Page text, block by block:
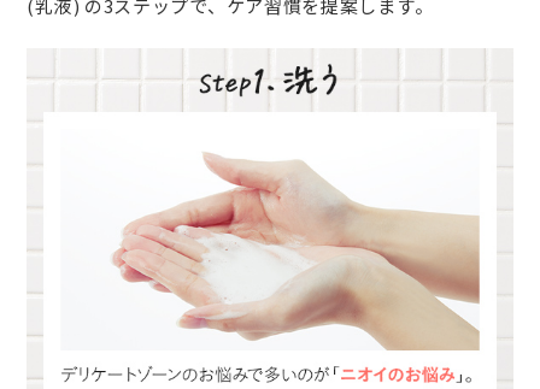
(乳液) の3ステップで、ケア習慣を提案します。